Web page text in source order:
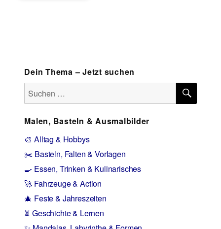
Dein Thema – Jetzt suchen
Suchen
nach:
Malen, Basteln & Ausmalbilder
🎨 Alltag & Hobbys
✂️ Basteln, Falten & Vorlagen
🍳 Essen, Trinken & Kulinarisches
🚀 Fahrzeuge & Action
🎄 Feste & Jahreszeiten
⏳ Geschichte & Lernen